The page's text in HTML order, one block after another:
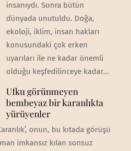
insanıydı. Sonra bütün
dünyada unutuldu. Doğa,
ekoloji, iklim, insan hakları
konusundaki çok erken
uyarıları ile ne kadar önemli
olduğu keşfedilinceye kadar...
Ufku görünmeyen
bembeyaz bir karanlıkta
yürüyenler
onun, bu kıtada görüşü
imkansız kılan sonsuz